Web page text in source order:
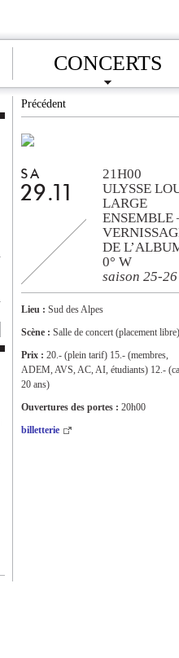
CONCERTS
Précédent
SA
29.11
21H00
ULYSSE
LARGE
DE
0° W
saison 25-26
Lieu : Sud des Alpes
Scène : Salle de concert (placement libre)
Prix : 20.- (plein tarif) 15.- (membres,
ADEM, AVS, AC, AI, étudiants) 12.-
20 ans)
Ouvertures des portes : 20h00
billetterie